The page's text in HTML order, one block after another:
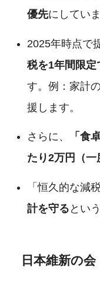
優先にしていま
2025年時点で
税を1年間限定
す。例：家計
援します。
さらに、
「食
たり2万円（
「恒久的な減
計を守る とい
日本維新の会